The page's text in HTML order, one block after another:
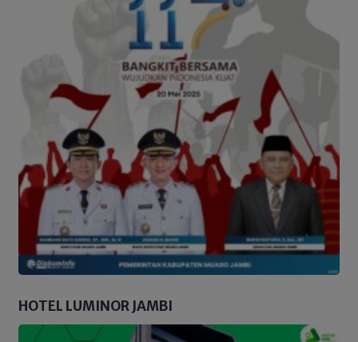
HOTEL LUMINOR JAMBI